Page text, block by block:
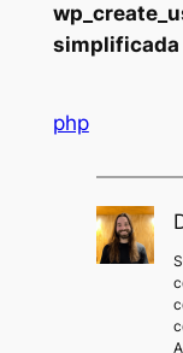
simplificada
php